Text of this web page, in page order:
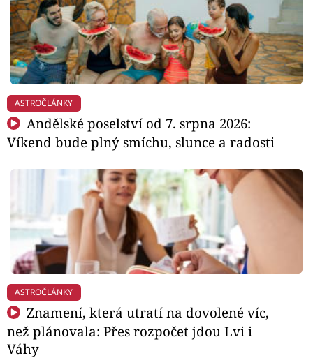
ASTROČLÁNKY
Andělské poselství od 7. srpna 2026:
Víkend bude plný smíchu, slunce a radosti
ASTROČLÁNKY
Znamení, která utratí na dovolené víc,
než plánovala: Přes rozpočet jdou Lvi i
Váhy